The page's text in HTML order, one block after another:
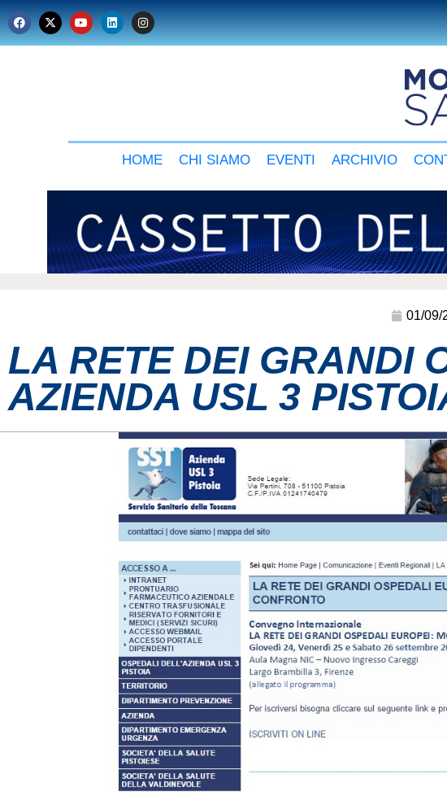
HOME CHI SIAMO EVENTI ARCHIVIO
01/09/
LA RETE DEI GRANDI
AZIENDA USL 3